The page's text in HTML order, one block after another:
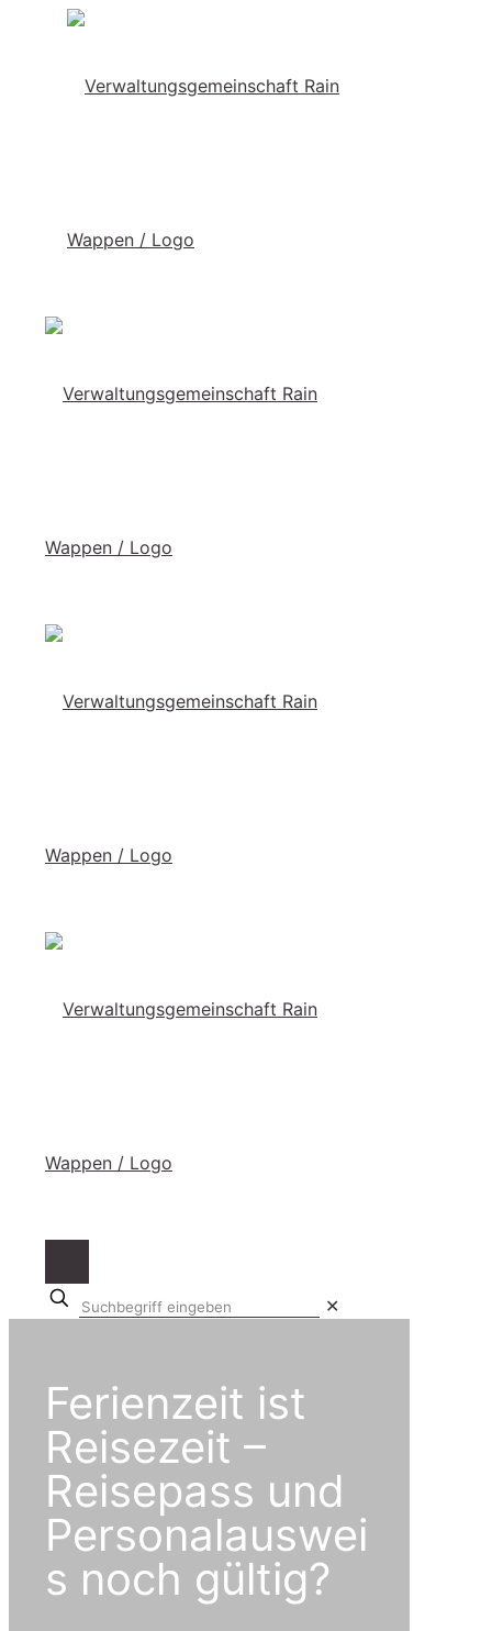
Suchbegriff
eingeben
✕
Ferienzeit ist
Reisezeit –
Reisepass und
Personalauswei
s noch gültig?